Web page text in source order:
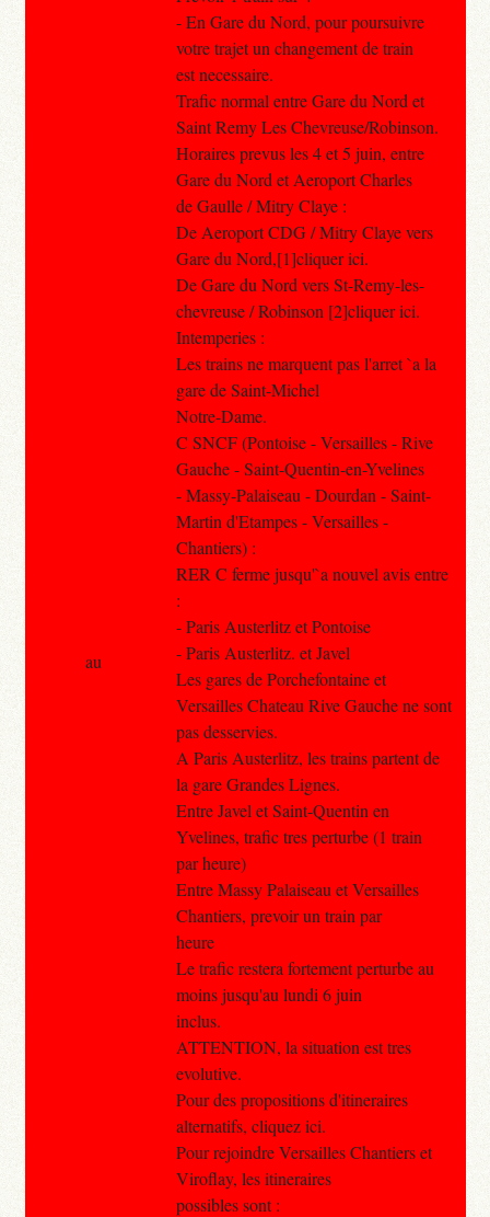
- En Gare du Nord, pour poursuivre
votre trajet un changement de train
est necessaire.
Trafic normal entre Gare du Nord et
Saint Remy Les Chevreuse/Robinson.
Horaires prevus les 4 et 5 juin, entre
Gare du Nord et Aeroport Charles
de Gaulle / Mitry Claye :
De Aeroport CDG / Mitry Claye vers
Gare du Nord,[1]cliquer ici.
De Gare du Nord vers St-Remy-les-
chevreuse / Robinson [2]cliquer ici.
Intemperies :
Les trains ne marquent pas l'arret `a la
gare de Saint-Michel
Notre-Dame.
C SNCF (Pontoise - Versailles - Rive
Gauche - Saint-Quentin-en-Yvelines
- Massy-Palaiseau - Dourdan - Saint-
Martin d'Etampes - Versailles -
Chantiers) :
RER C ferme jusqu'`a nouvel avis entre
:
- Paris Austerlitz et Pontoise
- Paris Austerlitz. et Javel
Les gares de Porchefontaine et
Versailles Chateau Rive Gauche ne sont
pas desservies.
A Paris Austerlitz, les trains partent de
la gare Grandes Lignes.
Entre Javel et Saint-Quentin en
Yvelines, trafic tres perturbe (1 train
par heure)
Entre Massy Palaiseau et Versailles
Chantiers, prevoir un train par
heure
Le trafic restera fortement perturbe au
moins jusqu'au lundi 6 juin
inclus.
ATTENTION, la situation est tres
evolutive.
Pour des propositions d'itineraires
alternatifs, cliquez ici.
Pour rejoindre Versailles Chantiers et
Viroflay, les itineraires
possibles sont :
au